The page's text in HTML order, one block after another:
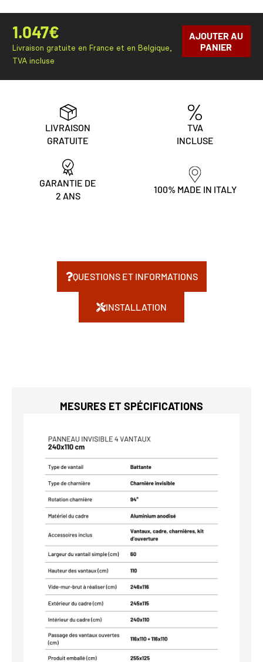
1.047€
Livraison gratuite en France et en Belgique,
TVA incluse
AJOUTER AU
PANIER
LIVRAISON
GRATUITE
TVA
INCLUSE
GARANTIE DE
2 ANS
100% MADE IN ITALY
QUESTIONS ET INFORMATIONS
INSTALLATION
MESURES ET SPÉCIFICATIONS